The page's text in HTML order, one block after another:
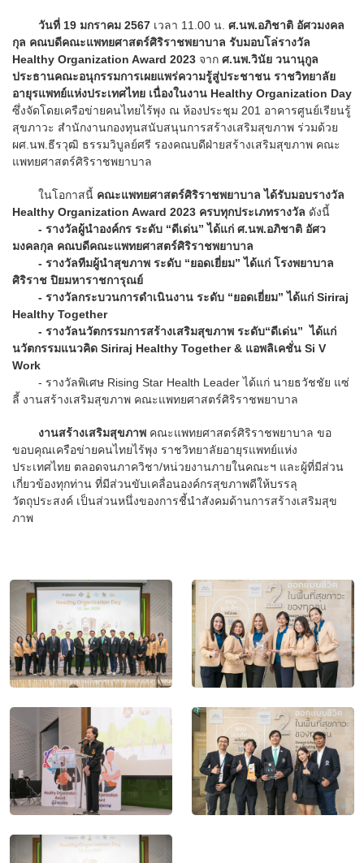
วันที่ 19 มกราคม 2567 เวลา 11.00 น. ศ.นพ.อภิชาติ อัศวมงคล
กุล คณบดีคณะแพทยศาสตร์ศิริราชพยาบาล รับมอบโล่รางวัล
Healthy Organization Award 2023 จาก ศ.นพ.วินัย วนานุกูล
ประธานคณะอนุกรรมการเผยแพร่ความรู้สู่ประชาชน ราชวิทยาลัย
อายุรแพทย์แห่งประเทศไทย เนื่องในงาน Healthy Organization Day
ซึ่งจัดโดยเครือข่ายคนไทยไร้พุง ณ ห้องประชุม 201 อาคารศูนย์เรียนรู้
สุขภาวะ สำนักงานกองทุนสนับสนุนการสร้างเสริมสุขภาพ ร่วมด้วย
ผศ.นพ.ธีรวุฒิ ธรรมวิบูลย์ศรี รองคณบดีฝ่ายสร้างเสริมสุขภาพ คณะ
แพทยศาสตร์ศิริราชพยาบาล
ในโอกาสนี้ คณะแพทยศาสตร์ศิริราชพยาบาล ได้รับมอบรางวัล
Healthy Organization Award 2023 ครบทุกประเภทรางวัล ดังนี้
- รางวัลผู้นำองค์กร ระดับ “ดีเด่น” ได้แก่ ศ.นพ.อภิชาติ อัศว
มงคลกุล คณบดีคณะแพทยศาสตร์ศิริราชพยาบาล
- รางวัลทีมผู้นำสุขภาพ ระดับ “ยอดเยี่ยม” ได้แก่ โรงพยาบาล
ศิริราช ปิยมหาราชการุณย์
- รางวัลกระบวนการดำเนินงาน ระดับ “ยอดเยี่ยม” ได้แก่ Siriraj
Healthy Together
- รางวัลนวัตกรรมการสร้างเสริมสุขภาพ ระดับ“ดีเด่น” ได้แก่
นวัตกรรมแนวคิด Siriraj Healthy Together & แอพลิเคชั่น Si V
Work
- รางวัลพิเศษ Rising Star Health Leader ได้แก่ นายธวัชชัย แซ่
ลี้ งานสร้างเสริมสุขภาพ คณะแพทยศาสตร์ศิริราชพยาบาล
งานสร้างเสริมสุขภาพ คณะแพทยศาสตร์ศิริราชพยาบาล ขอ
ขอบคุณเครือข่ายคนไทยไร้พุง ราชวิทยาลัยอายุรแพทย์แห่ง
ประเทศไทย ตลอดจนภาควิชา/หน่วยงานภายในคณะฯ และผู้ที่มีส่วน
เกี่ยวข้องทุกท่าน ที่มีส่วนขับเคลื่อนองค์กรสุขภาพดีให้บรรลุ
วัตถุประสงค์ เป็นส่วนหนึ่งของการชี้นำสังคมด้านการสร้างเสริมสุข
ภาพ